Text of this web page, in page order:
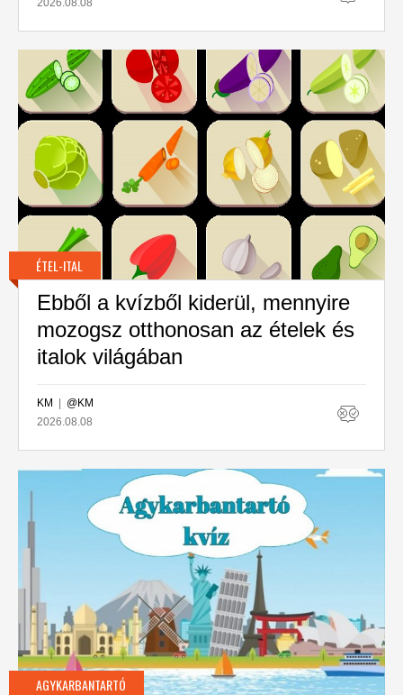
2026.08.08
ÉTEL-ITAL
Ebből a kvízből kiderül, mennyire
mozogsz otthonosan az ételek és
italok világában
KM
@KM
2026.08.08
AGYKARBANTARTÓ